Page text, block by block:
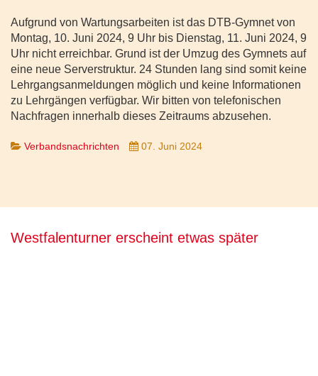
Aufgrund von Wartungsarbeiten ist das DTB-Gymnet von
Montag, 10. Juni 2024, 9 Uhr bis Dienstag, 11. Juni 2024, 9
Uhr nicht erreichbar. Grund ist der Umzug des Gymnets auf
eine neue Serverstruktur. 24 Stunden lang sind somit keine
Lehrgangsanmeldungen möglich und keine Informationen
zu Lehrgängen verfügbar. Wir bitten von telefonischen
Nachfragen innerhalb dieses Zeitraums abzusehen.
Verbandsnachrichten 07. Juni 2024
Westfalenturner erscheint etwas später